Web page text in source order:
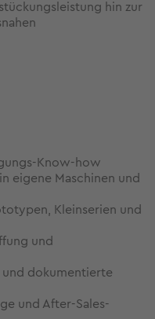
hin zur
Know-how
eigene Maschinen und
Kleinserien und
und
dokumentierte
und After-Sales-